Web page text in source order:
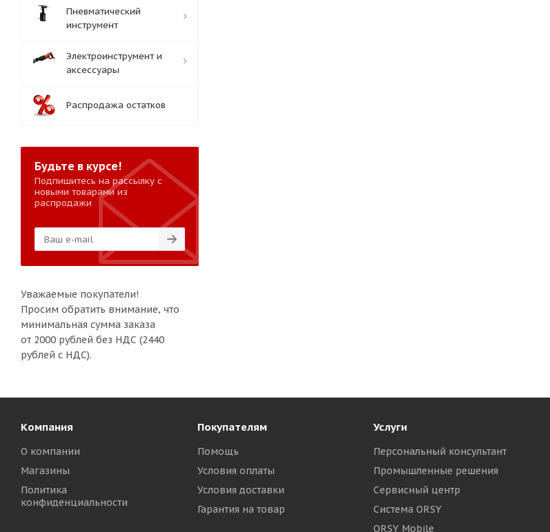
Пневматический
инструмент
Электроинструмент и
аксессуары
Распродажа остатков
Будьте в курсе!
Подпишитесь на рассылку с
новыми товарами из
распродажи
Уважаемые покупатели!
Просим обратить внимание, что
минимальная сумма заказа
от 2000 рублей без НДС (2440
рублей с НДС).
Компания
О компании
Магазины
Политика
конфиденциальности
Покупателям
Помощь
Условия оплаты
Условия доставки
Гарантия на товар
Услуги
Персональный консультант
Промышленные решения
Сервисный центр
Система ORSY
ORSY Mobile